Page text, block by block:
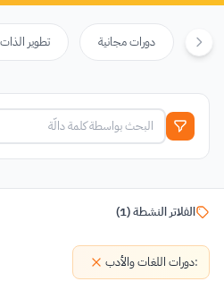
دورات مجانية تطوير الذات
الفلاتر النشطة(
1
)
:دورات اللغات والأدب